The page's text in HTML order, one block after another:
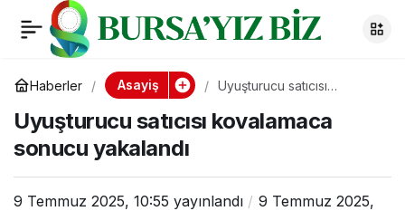
Haberler Asayiş
Uyuşturucu satıcısı
yakalandı
Uyuşturucu satıcısı kovalamaca
sonucu yakalandı
9 Temmuz 2025, 10:55 yayınlandı
9 Temmuz 2025,
Alkollü sürücü polise
yakalandı: “Sanki
cinayet mi işledik 5
tane kağıt imzalattın”
0 Paylaş